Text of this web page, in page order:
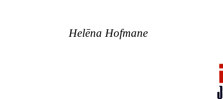
Helēna Hofmane